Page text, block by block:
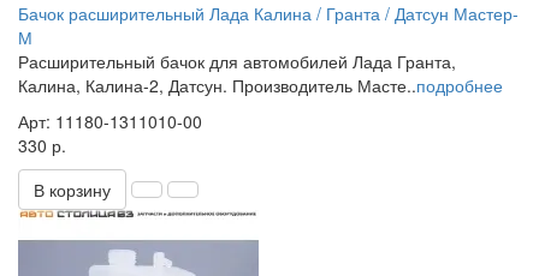
Бачок расширительный Лада Калина / Гранта / Датсун Мастер-
М
Расширительный бачок для автомобилей Лада Гранта,
Калина, Калина-2, Датсун. Производитель Масте..подробнее
Арт: 11180-1311010-00
330 р.
В корзину